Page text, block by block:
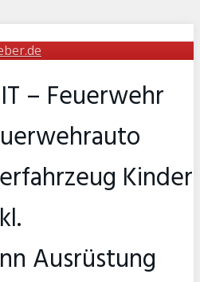
– Feuerwehr
Kinder
Ausrüstung